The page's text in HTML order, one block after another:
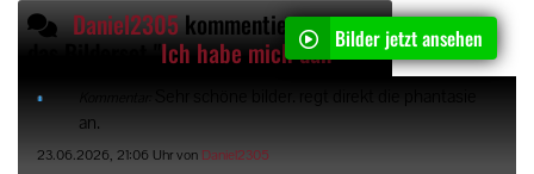
Daniel2305kommentiert
Ich habe mich dann getraut was neues zu machenBilder jetzt ansehen
an.
23.06.2026, 21:06 Uhr von Daniel2305